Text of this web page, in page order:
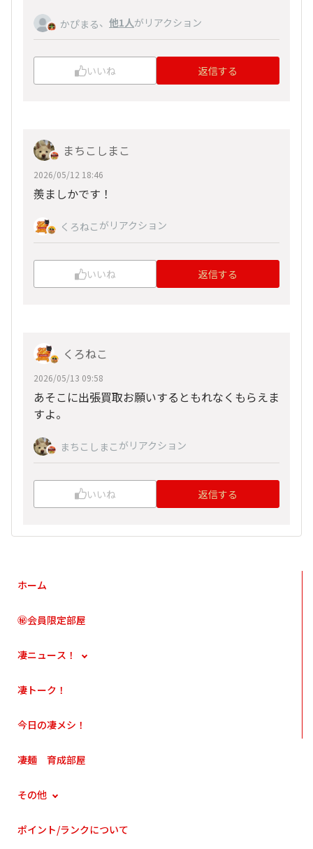
かぴまる、 他1人がリアクション
いいね 返信する
まちこしまこ
2026/05/12 18:46
羨ましかです！
くろねこ がリアクション
いいね 返信する
くろねこ
2026/05/13 09:58
あそこに出張買取お願いするともれなくもらえま
すよ。
まちこしまこ がリアクション
いいね 返信する
ホーム
㊙会員限定部屋
凄ニュース！
凄トーク！
今日の凄メシ！
凄麺 育成部屋
その他
ポイント/ランクについて